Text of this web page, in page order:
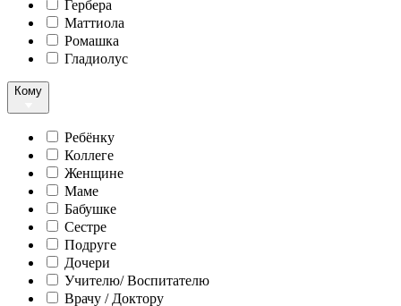
Гербера
Маттиола
Ромашка
Гладиолус
Кому
Ребёнку
Коллеге
Женщине
Маме
Бабушке
Сестре
Подруге
Дочери
Учителю/ Воспитателю
Врачу / Доктору